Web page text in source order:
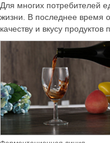
Для многих потребителей
жизни. В последнее время
качеству и вкусу